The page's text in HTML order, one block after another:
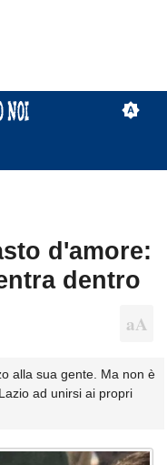
d'amore:
dentro
alla sua gente. Ma non è
ad unirsi ai propri